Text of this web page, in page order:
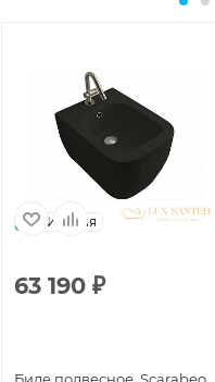
Италия
63 190 ₽
Биде подвесное, Scarabeo